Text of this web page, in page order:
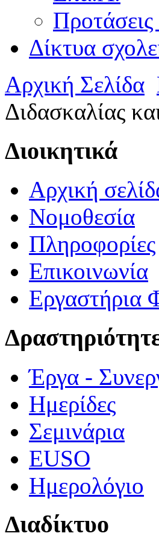
Δίκτυα
Αρχική Σελίδα
Διδασκαλίας
Διοικητικά
Αρχική
Νομοθεσία
Πληροφορίες
Επικοινωνία
Εργαστήρια
Έργα -
Ημερίδες
Σεμινάρια
EUSO
Ημερολόγιο
Διαδίκτυο